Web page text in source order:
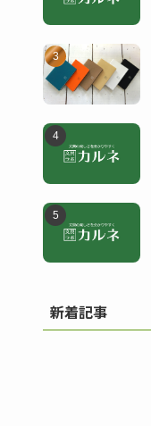
新着記事